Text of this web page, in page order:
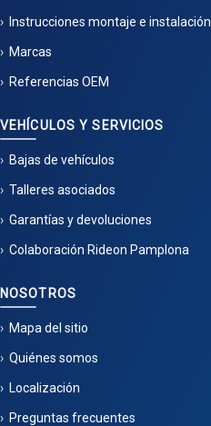
Instrucciones montaje e instalación
Marcas
Referencias OEM
VEHÍCULOS Y SERVICIOS
Bajas de vehículos
Talleres asociados
Garantías y devoluciones
Colaboración Rideon Pamplona
NOSOTROS
Mapa del sitio
Quiénes somos
Localización
Preguntas frecuentes